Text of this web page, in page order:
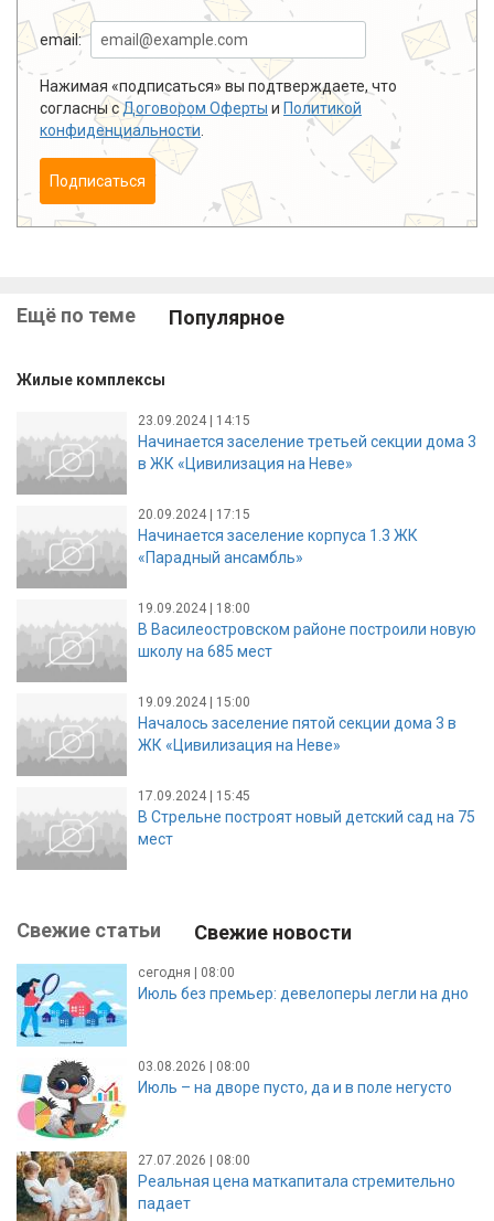
email:
Нажимая «подписаться» вы подтверждаете, что
согласны сДоговором Оферты и Политикой
конфиденциальности
Подписаться
Ещё по теме Популярное
Жилые комплексы
23.09.2024 | 14:15
Начинается заселение третьей секции дома 3
в ЖК «Цивилизация на Неве»
20.09.2024 | 17:15
Начинается заселение корпуса 1.3 ЖК
«Парадный ансамбль»
19.09.2024 | 18:00
В Василеостровском районе построили новую
школу на 685 мест
19.09.2024 | 15:00
Началось заселение пятой секции дома 3 в
ЖК «Цивилизация на Неве»
17.09.2024 | 15:45
В Стрельне построят новый детский сад на 75
мест
Свежие статьи Свежие новости
сегодня | 08:00
Июль без премьер: девелоперы легли на дно
03.08.2026 | 08:00
Июль – на дворе пусто, да и в поле негусто
27.07.2026 | 08:00
Реальная цена маткапитала стремительно
падает